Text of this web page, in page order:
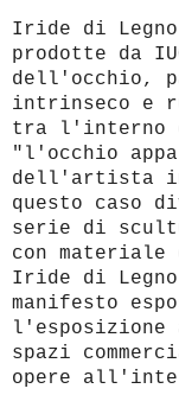
Iride di
prodotte da
dell'occhio,
intrinseco e
tra l'interno
"l'occhio
dell'artista in
questo caso
serie di
con
Iride di Legno
manifesto
spazi
opere